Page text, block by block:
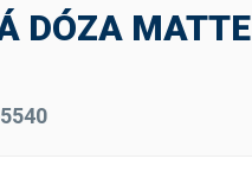
DÓZA MATTE